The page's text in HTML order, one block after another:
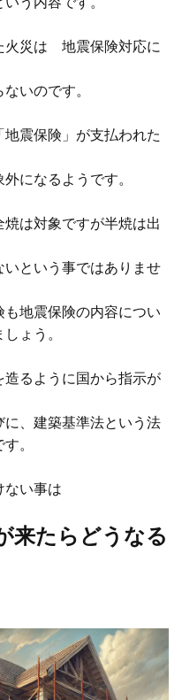
火災は 地震保険対応に
いのです。
震保険」が支払われた
になるようです。
は対象ですが半焼は出
という事ではありませ
地震保険の内容につい
ょう。
るように国から指示が
、建築基準法という法
。
ない事は
来たらどうなる